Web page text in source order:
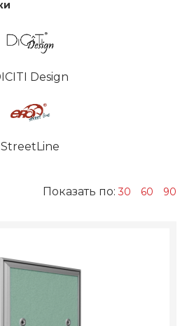
Design
StreetLine
Показать по:30 60 90